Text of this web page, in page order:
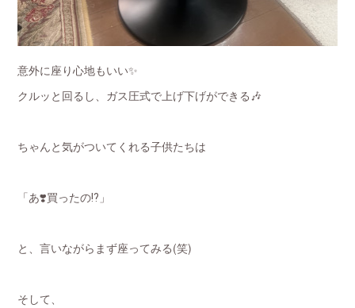
意外に座り心地もいい✨
クルッと回るし、ガス圧式で上げ下げができる🎶
ちゃんと気がついてくれる子供たちは
「あ❣️買ったの⁉️」
と、言いながらまず座ってみる(笑)
そして、